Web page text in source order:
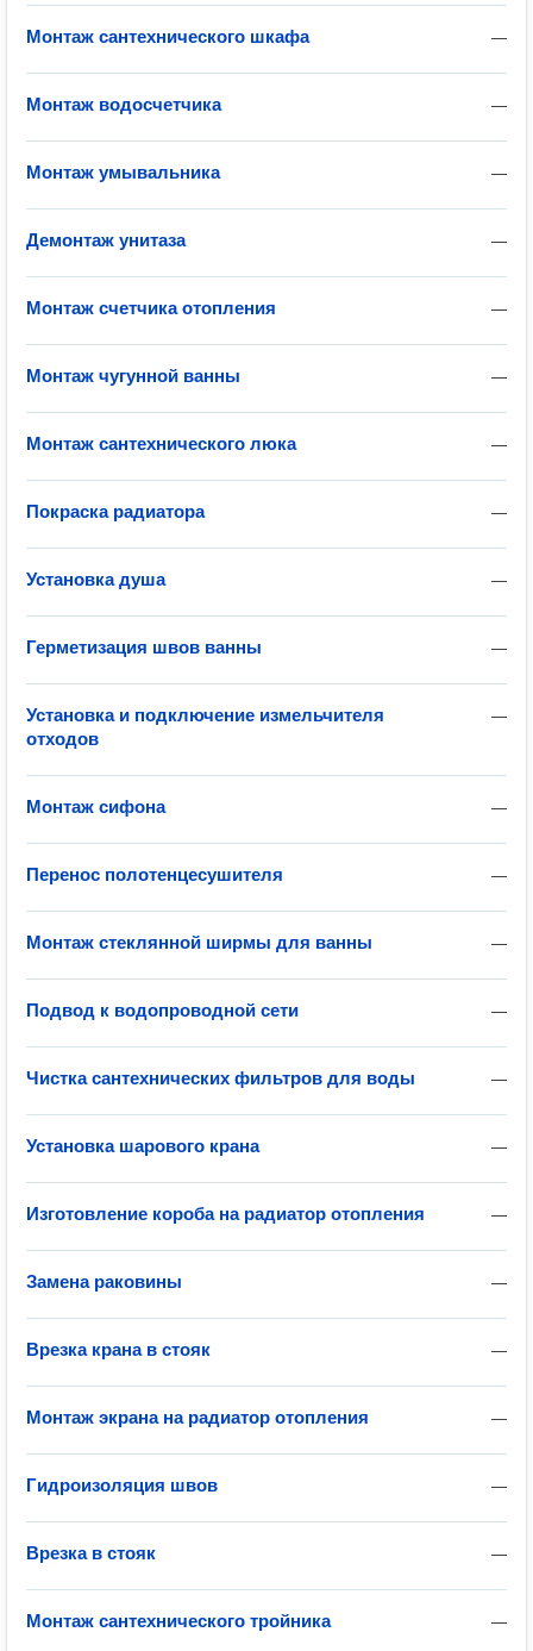
—
Монтаж сантехнического шкафа
—
Монтаж водосчетчика
—
Монтаж умывальника
—
Демонтаж унитаза
—
Монтаж счетчика отопления
—
Монтаж чугунной ванны
—
Монтаж сантехнического люка
—
Покраска радиатора
—
Установка душа
—
Герметизация швов ванны
—
Установка и подключение измельчителя
отходов
—
Монтаж сифона
—
Перенос полотенцесушителя
—
Монтаж стеклянной ширмы для ванны
—
Подвод к водопроводной сети
—
Чистка сантехнических фильтров для воды
—
Установка шарового крана
—
Изготовление короба на радиатор отопления
—
Замена раковины
—
Врезка крана в стояк
—
Монтаж экрана на радиатор отопления
—
Гидроизоляция швов
—
Врезка в стояк
—
Монтаж сантехнического тройника